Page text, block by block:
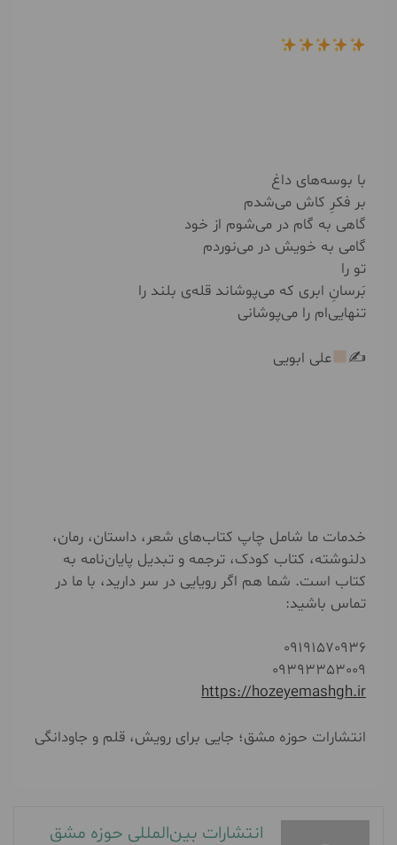
با بوسه‌های داغ
بر فکرِ کاش می‌شدم
گاهی به گام در می‌شوم از خود
گامی به خویش در می‌نوردم
تو را
بَرسانِ ابری که می‌پوشاند قله‌ی بلند را
تنهایی‌ام را می‌پوشانی
✍ علی ابویی
خدمات ما شامل چاپ کتاب‌های شعر، داستان، رمان،
دلنوشته، کتاب کودک، ترجمه و تبدیل پایان‌نامه به
کتاب است. شما هم اگر رویایی در سر دارید، با ما در
تماس باشید:
09191570936
09393353009
https://hozeyemashgh.ir
انتشارات حوزه مشق؛ جایی برای رویش، قلم و جاودانگی
انتشارات بین‌المللی حوزه مشق